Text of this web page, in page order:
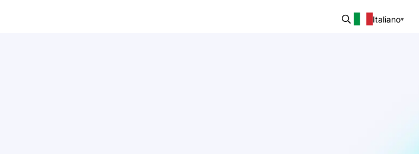
Italiano